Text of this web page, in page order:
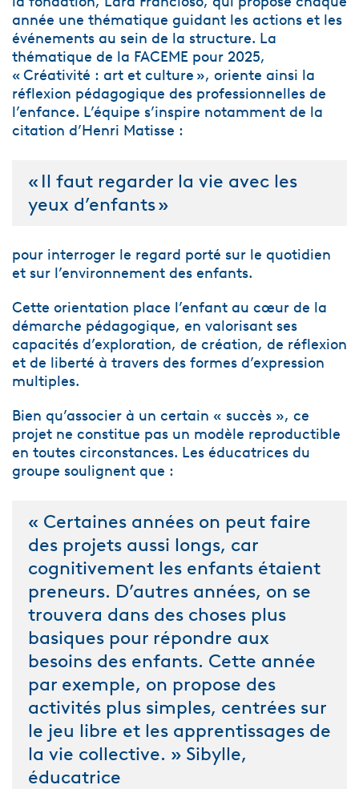
année une thématique guidant les actions et les
événements au sein de la structure. La
thématique de la FACEME pour 2025,
« Créativité : art et culture », oriente ainsi la
réflexion pédagogique des professionnelles de
l’enfance. L’équipe s’inspire notamment de la
citation d’Henri Matisse :
« Il faut regarder la vie avec les
yeux d’enfants »
pour interroger le regard porté sur le quotidien
et sur l’environnement des enfants.
Cette orientation place l’enfant au cœur de la
démarche pédagogique, en valorisant ses
capacités d’exploration, de création, de réflexion
et de liberté à travers des formes d’expression
multiples.
Bien qu’associer à un certain « succès », ce
projet ne constitue pas un modèle reproductible
en toutes circonstances. Les éducatrices du
groupe soulignent que :
« Certaines années on peut faire
des projets aussi longs, car
cognitivement les enfants étaient
preneurs. D’autres années, on se
trouvera dans des choses plus
basiques pour répondre aux
besoins des enfants. Cette année
par exemple, on propose des
activités plus simples, centrées sur
le jeu libre et les apprentissages de
la vie collective. » Sibylle,
éducatrice